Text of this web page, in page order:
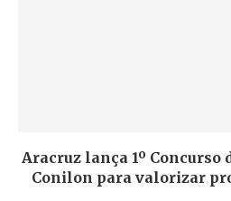
Aracruz lança 1º Concurso
Conilon para valorizar